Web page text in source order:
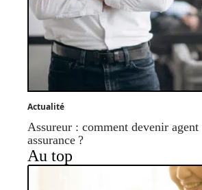
Actualité
Assureur : comment devenir agent
assurance ?
Au top